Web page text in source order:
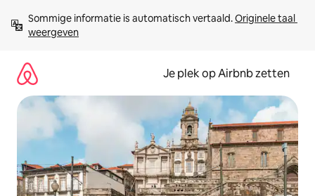
direct
naar
Sommige informatie is automatisch vertaald. Originele taal
weergeven
Je plek op Airbnb zetten